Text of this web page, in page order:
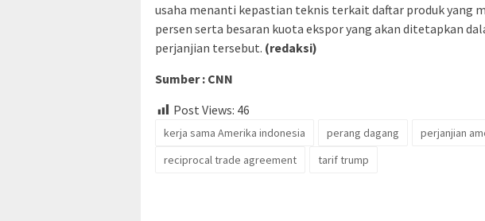
usaha menanti kepastian teknis terkait daftar produk yang
persen serta besaran kuota ekspor yang akan ditetapkan
perjanjian tersebut. (redaksi)
Sumber : CNN
Post Views: 46
kerja sama Amerika indonesia perang dagang
perjanjian
reciprocal trade agreement
tarif trump